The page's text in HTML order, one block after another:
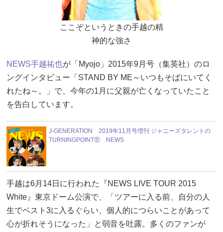
ここぞというときの手越の精
神的な強さ
NEWS手越祐也が「Myojo」2015年9月号（集英社）のロ
ングインタビュー「STAND BY ME～いつもそばにいてく
れたね～。」で、今年の1月に父親が亡くなっていたこと
を告白しています。
J-GENERATION 2019年11月号増刊 ジャニーズタレントの
TURNINGPOINT⑪ NEWS
手越は6月14日に行われた『NEWS LIVE TOUR 2015
White』東京ドーム公演で、「ツアーに入る前、自分の人
生でベスト3に入るぐらい、個人的につらいことがあって
心が折れそうになった」と弱音を吐露。多くのファンが